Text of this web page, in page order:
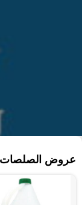
عروض الصلصات